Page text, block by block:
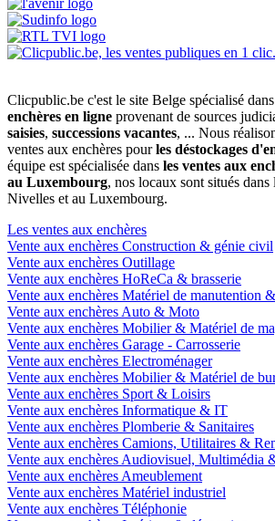
Clicpublic.be c'est le site Belge spécialisé
enchères en ligne provenant de sources
saisies, successions vacantes, ... Nous
ventes aux enchères pourles déstockages
équipe est spécialisée dans les ventes aux
au Luxembourg, nos locaux sont situés
Nivelles et au Luxembourg.
Les ventes aux enchères
Vente aux enchères Construction & génie civil
Vente aux enchères Outillage
Vente aux enchères HoReCa & brasserie
Vente aux enchères Matériel de manutention
Vente aux enchères Auto & Moto
Vente aux enchères Mobilier & Matériel de
Vente aux enchères Garage - Carrosserie
Vente aux enchères Electroménager
Vente aux enchères Mobilier & Matériel de
Vente aux enchères Sport & Loisirs
Vente aux enchères Informatique & IT
Vente aux enchères Plomberie & Sanitaires
Vente aux enchères Camions, Utilitaires &
Vente aux enchères Audiovisuel, Multimédia
Vente aux enchères Ameublement
Vente aux enchères Matériel industriel
Vente aux enchères Téléphonie